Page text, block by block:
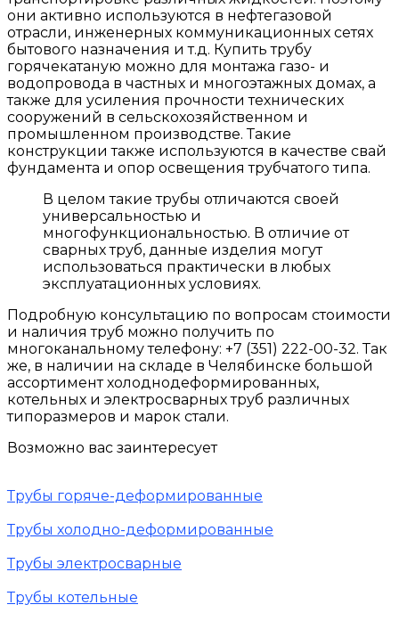
они активно используются в нефтегазовой
отрасли, инженерных коммуникационных сетях
бытового назначения и т.д. Купить трубу
горячекатаную можно для монтажа газо- и
водопровода в частных и многоэтажных домах, а
также для усиления прочности технических
сооружений в сельскохозяйственном и
промышленном производстве. Такие
конструкции также используются в качестве свай
фундамента и опор освещения трубчатого типа.
В целом такие трубы отличаются своей
универсальностью и
многофункциональностью. В отличие от
сварных труб, данные изделия могут
использоваться практически в любых
эксплуатационных условиях.
Подробную консультацию по вопросам стоимости
и наличия труб можно получить по
многоканальному телефону: +7 (351) 222-00-32. Так
же, в наличии на складе в Челябинске большой
ассортимент холоднодеформированных,
котельных и электросварных труб различных
типоразмеров и марок стали.
Возможно вас заинтересует
Трубы горяче-деформированные
Трубы холодно-деформированные
Трубы электросварные
Трубы котельные